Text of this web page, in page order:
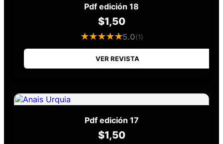
Pdf edición 18
$1,50
★★★★★5.0(1)
VER REVISTA
Pdf edición 17
$1,50